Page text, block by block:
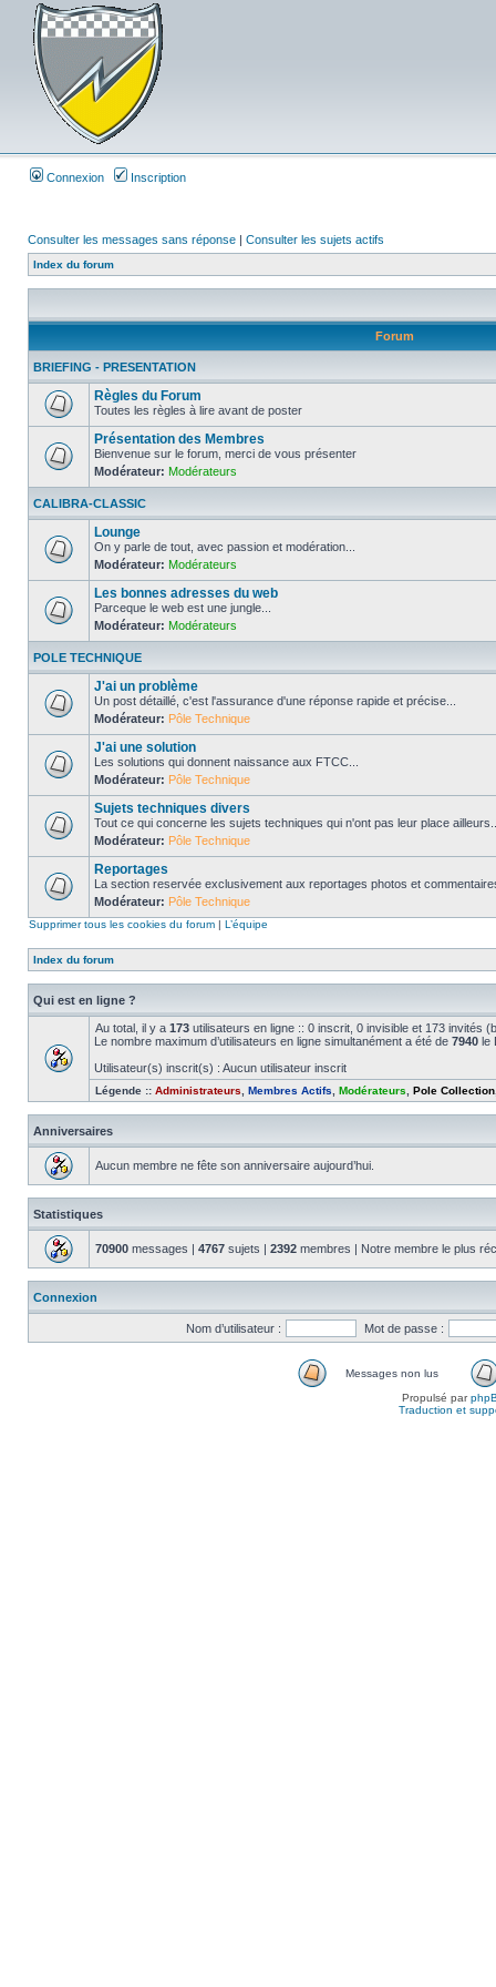
Connexion Inscription
Consulter les messages sans réponse | Consulter les sujets actifs
Index du forum
Forum
BRIEFING - PRESENTATION
Règles du Forum
Toutes les règles à lire avant de poster
Présentation des Membres
Bienvenue sur le forum, merci de vous présenter
Modérateur: Modérateurs
CALIBRA-CLASSIC
Lounge
On y parle de tout, avec passion et modération...
Modérateur: Modérateurs
Les bonnes adresses du web
Parceque le web est une jungle...
Modérateur: Modérateurs
POLE TECHNIQUE
J'ai un problème
Un post détaillé, c'est l'assurance d'une réponse rapide et précise...
Modérateur: Pôle Technique
J'ai une solution
Les solutions qui donnent naissance aux FTCC...
Modérateur: Pôle Technique
Sujets techniques divers
Tout ce qui concerne les sujets techniques qui n'ont pas leur place
Modérateur: Pôle Technique
Reportages
La section reservée exclusivement aux reportages photos et
Modérateur: Pôle Technique
Supprimer tous les cookies du forum | L’équipe
Index du forum
Qui est en ligne ?
Au total, il y a 173 utilisateurs en ligne :: 0 inscrit, 0 invisible et 173 invités
Le nombre maximum d’utilisateurs en ligne simultanément a été de 7940 le
Utilisateur(s) inscrit(s) : Aucun utilisateur inscrit
Légende :: Administrateurs Membres Actifs Modérateurs Pole Collection
Anniversaires
Aucun membre ne fête son anniversaire aujourd’hui.
Statistiques
70900 messages | 4767 sujets | 2392 membres | Notre membre le plus
Connexion
Nom d’utilisateur : Mot de passe :
Messages non lus
Propulsé par
Traduction et